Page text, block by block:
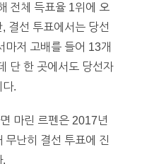
전체 득표율 1위에 오
결선 투표에서는 당선
마저 고배를 들어 13개
단 한 곳에서도 당선자
다.
마린 르펜은 2017년
무난히 결선 투표에 진
.